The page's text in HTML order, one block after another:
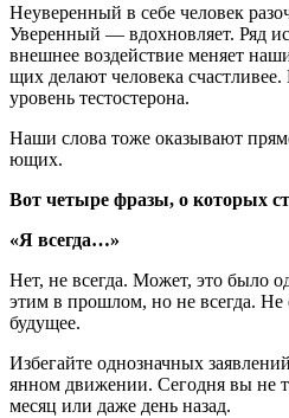
Неуве­рен­ный в себе че­ло­век
Уве­рен­ный — вдох­нов­ля­ет. Ряд
внеш­нее воз­дей­ствие ме­ня­ет
щих де­ла­ют че­ло­ве­ка
уро­вень те­сто­сте­ро­на.
Наши слова тоже ока­зы­ва­ют
ю­щих.
Вот че­ты­ре фразы, о ко­то­рых
«Я всегда…»
Нет, не все­гда. Может, это было
этим в про­шлом, но не все­гда. Не
бу­ду­щее.
Из­бе­гай­те од­но­знач­ных
ян­ном дви­же­нии. Се­год­ня вы не
месяц или даже день назад.